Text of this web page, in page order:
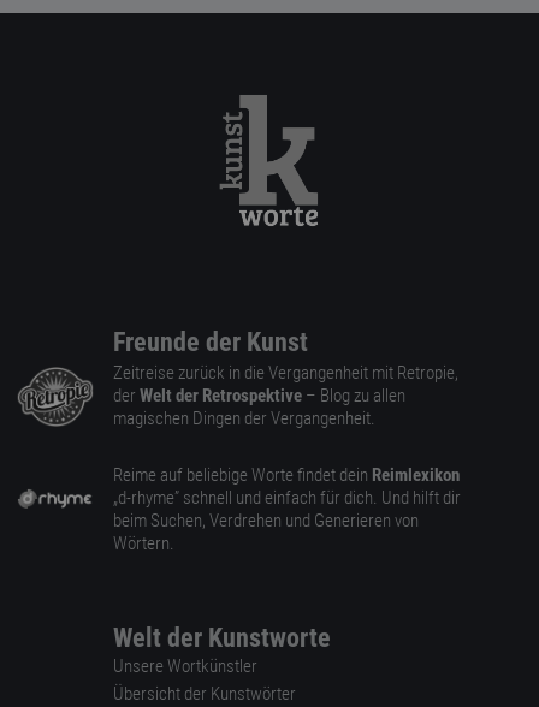
Freunde der Kunst
Zeitreise zurück in die Vergangenheit mit Retropie,
der Welt der Retrospektive – Blog zu allen
magischen Dingen der Vergangenheit.
Reime auf beliebige Worte findet dein Reimlexikon
„d-rhyme” schnell und einfach für dich. Und hilft dir
beim Suchen, Verdrehen und Generieren von
Wörtern.
Welt der Kunstworte
Unsere Wortkünstler
Übersicht der Kunstwörter